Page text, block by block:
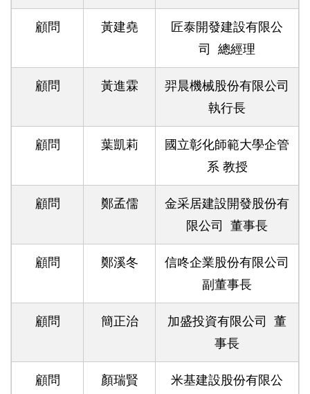
顧問 黃建堯
匠泰開發建設有限公
司 總經理
顧問 黃進霖
羿晨機械股份有限公司
執行長
顧問 葉凱莉
國立彰化師範大學企管
系 教授
顧問 鄭孟儒
金采居建設開發股份有
限公司 董事長
顧問 鄭溪冬
信咚企業股份有限公司
副董事長
顧問 簡正治
加盛投資有限公司 董
事長
顧問 顏瑞賢
米基建設股份有限公